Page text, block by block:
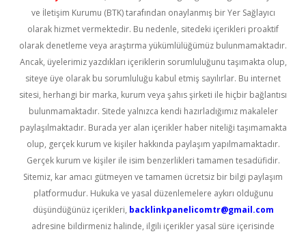
ve İletişim Kurumu (BTK) tarafından onaylanmış bir Yer Sağlayıcı
olarak hizmet vermektedir. Bu nedenle, sitedeki içerikleri proaktif
olarak denetleme veya araştırma yükümlülüğümüz bulunmamaktadır.
Ancak, üyelerimiz yazdıkları içeriklerin sorumluluğunu taşımakta olup,
siteye üye olarak bu sorumluluğu kabul etmiş sayılırlar. Bu internet
sitesi, herhangi bir marka, kurum veya şahıs şirketi ile hiçbir bağlantısı
bulunmamaktadır. Sitede yalnızca kendi hazırladığımız makaleler
paylaşılmaktadır. Burada yer alan içerikler haber niteliği taşımamakta
olup, gerçek kurum ve kişiler hakkında paylaşım yapılmamaktadır.
Gerçek kurum ve kişiler ile isim benzerlikleri tamamen tesadüfidir.
Sitemiz, kar amacı gütmeyen ve tamamen ücretsiz bir bilgi paylaşım
platformudur. Hukuka ve yasal düzenlemelere aykırı olduğunu
düşündüğünüz içerikleri, backlinkpanelicomtr@gmail.com
adresine bildirmeniz halinde, ilgili içerikler yasal süre içerisinde